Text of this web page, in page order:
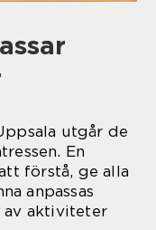
utgår de
En
förstå, ge alla
anpassas
av aktiviteter